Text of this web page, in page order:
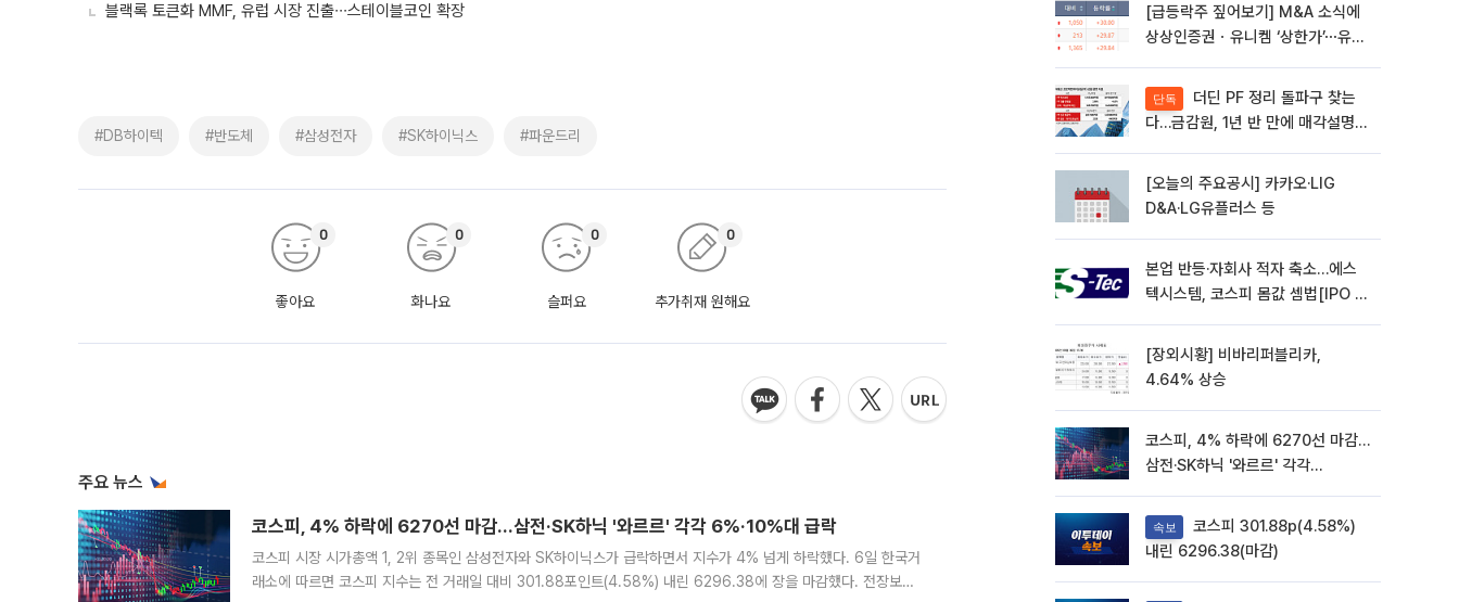
블랙록 토큰화 MMF, 유럽 시장 진출∙∙∙스테이블코인 확장
#DB하이텍 #반도체 #삼성전자 #SK하이닉스 #파운드리
좋아요
0
화나요
0
슬퍼요
0
추가취재 원해요
0
주요 뉴스
코스피, 4% 하락에 6270선 마감…삼전·SK하닉 '와르르' 각각 6%·10%대 급락
코스피 시장 시가총액 1, 2위 종목인 삼성전자와 SK하이닉스가 급락하면서 지수가 4% 넘게 하락했다. 6일 한국거
래소에 따르면 코스피 지수는 전 거래일 대비 301.88포인트(4.58%) 내린 6296.38에 장을 마감했다. 전장보다
[급등락주 짚어보기] M&A 소식에
상상인증권ㆍ유니켐 ‘상한가’⋯유증
단독
다…금감원, 1년 반 만에 매각설명회
[오늘의 주요공시] 카카오·LIG
D&A·LG유플러스 등
본업 반등·자회사 적자 축소…에스
텍시스템, 코스피 몸값 셈법[IPO 엑
[장외시황] 비바리퍼블리카,
4.64% 상승
코스피, 4% 하락에 6270선 마감…
삼전·SK하닉 '와르르' 각각
속보
내린 6296.38(마감)